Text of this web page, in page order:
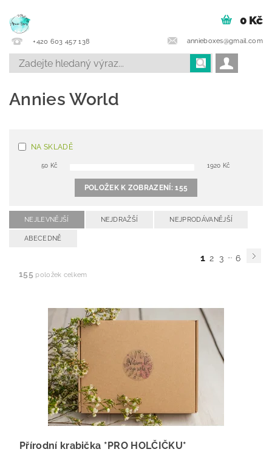
+420 603 457 138 annieboxes@gmail.com
0 Kč
Annies World
NA SKLADĚ
50 Kč 1920 Kč
POLOŽEK K ZOBRAZENÍ:155
NEJLEVNĚJŠÍ NEJDRAŽŠÍ NEJPRODÁVANĚJŠÍ
ABECEDNĚ
1 2 3 ... 6
155 položek celkem
Přírodní krabička *PRO HOLČIČKU*